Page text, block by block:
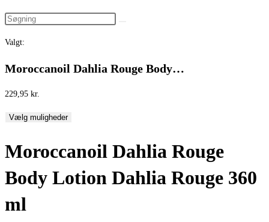
Valgt:
Moroccanoil Dahlia Rouge Body…
229,95 kr.
Vælg muligheder
Moroccanoil Dahlia Rouge
Body Lotion Dahlia Rouge 360
ml